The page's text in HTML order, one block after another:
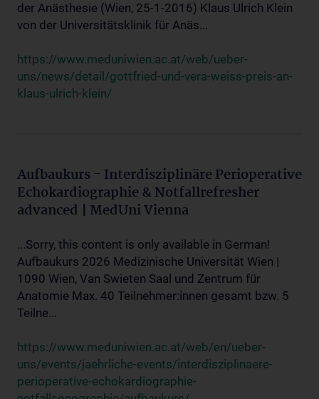
der Anästhesie (Wien, 25-1-2016) Klaus Ulrich Klein
von der Universitätsklinik für Anäs...
https://www.meduniwien.ac.at/web/ueber-
uns/news/detail/gottfried-und-vera-weiss-preis-an-
klaus-ulrich-klein/
Aufbaukurs - Interdisziplinäre Perioperative
Echokardiographie & Notfallrefresher
advanced | MedUni Vienna
...Sorry, this content is only available in German!
Aufbaukurs 2026 Medizinische Universität Wien |
1090 Wien, Van Swieten Saal und Zentrum für
Anatomie Max. 40 Teilnehmer:innen gesamt bzw. 5
Teilne...
https://www.meduniwien.ac.at/web/en/ueber-
uns/events/jaehrliche-events/interdisziplinaere-
perioperative-echokardiographie-